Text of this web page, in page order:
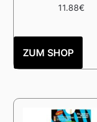
11.88€
ZUM SHOP